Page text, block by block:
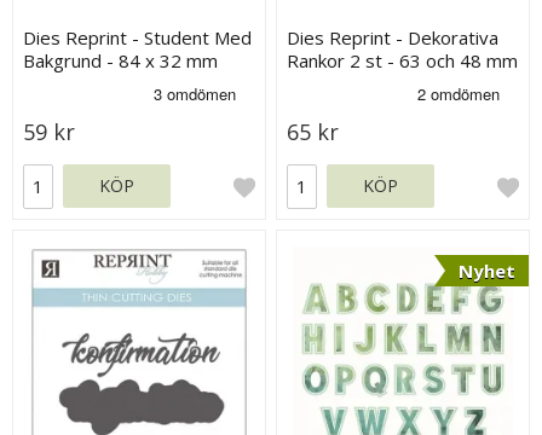
Dies Reprint - Student Med
Bakgrund - 84 x 32 mm
59 kr
KÖP
Dies Reprint - Dekorativa
Rankor 2 st - 63 och 48 mm
65 kr
KÖP
Nyhet